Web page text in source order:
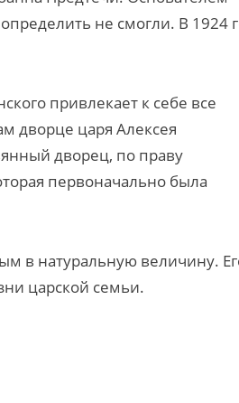
не смогли. В 1924
привлекает к себе все
дворце царя Алексея
дворец, по праву
первоначально была
в натуральную величину.
царской семьи.